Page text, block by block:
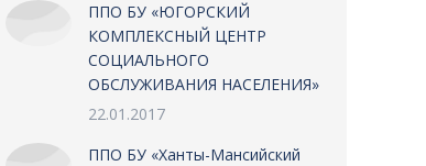
ППО БУ «ЮГОРСКИЙ
КОМПЛЕКСНЫЙ ЦЕНТР
СОЦИАЛЬНОГО
ОБСЛУЖИВАНИЯ НАСЕЛЕНИЯ»
22.01.2017
ППО БУ «Ханты-Мансийский